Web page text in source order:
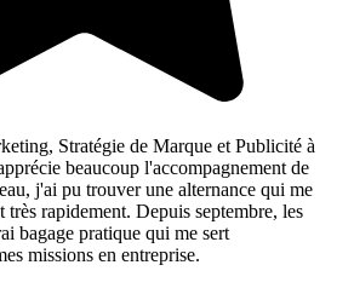
Stratégie de Marque et Publicité à
beaucoup l'accompagnement de
j'ai pu trouver une alternance qui me
très rapidement. Depuis septembre, les
bagage pratique qui me sert
missions en entreprise.